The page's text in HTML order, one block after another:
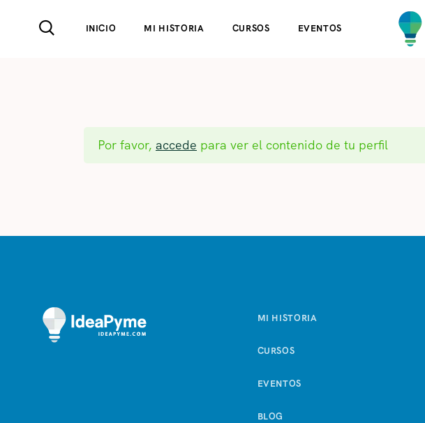
INICIO MI HISTORIA CURSOS EVENTOS
Por favor, accede para ver el contenido de tu perfil
MI HISTORIA
CURSOS
EVENTOS
BLOG